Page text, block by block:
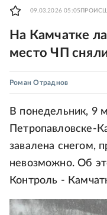
09.03.2026 05:05
На Камчатке
место ЧП
Роман Отраднов
В понедельник, 9
Петропавловске-
завалена снегом,
невозможно. Об
Контроль -